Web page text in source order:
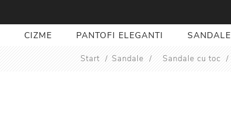
CIZME PANTOFI ELEGANTI SANDALE
Start / Sandale / Sandale cu toc /